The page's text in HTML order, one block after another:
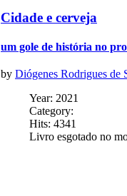
Cidade e cerveja
um gole de história no
by Diógenes Rodrigues de
Year: 2021
Category:
Hits: 4341
Livro esgotado no